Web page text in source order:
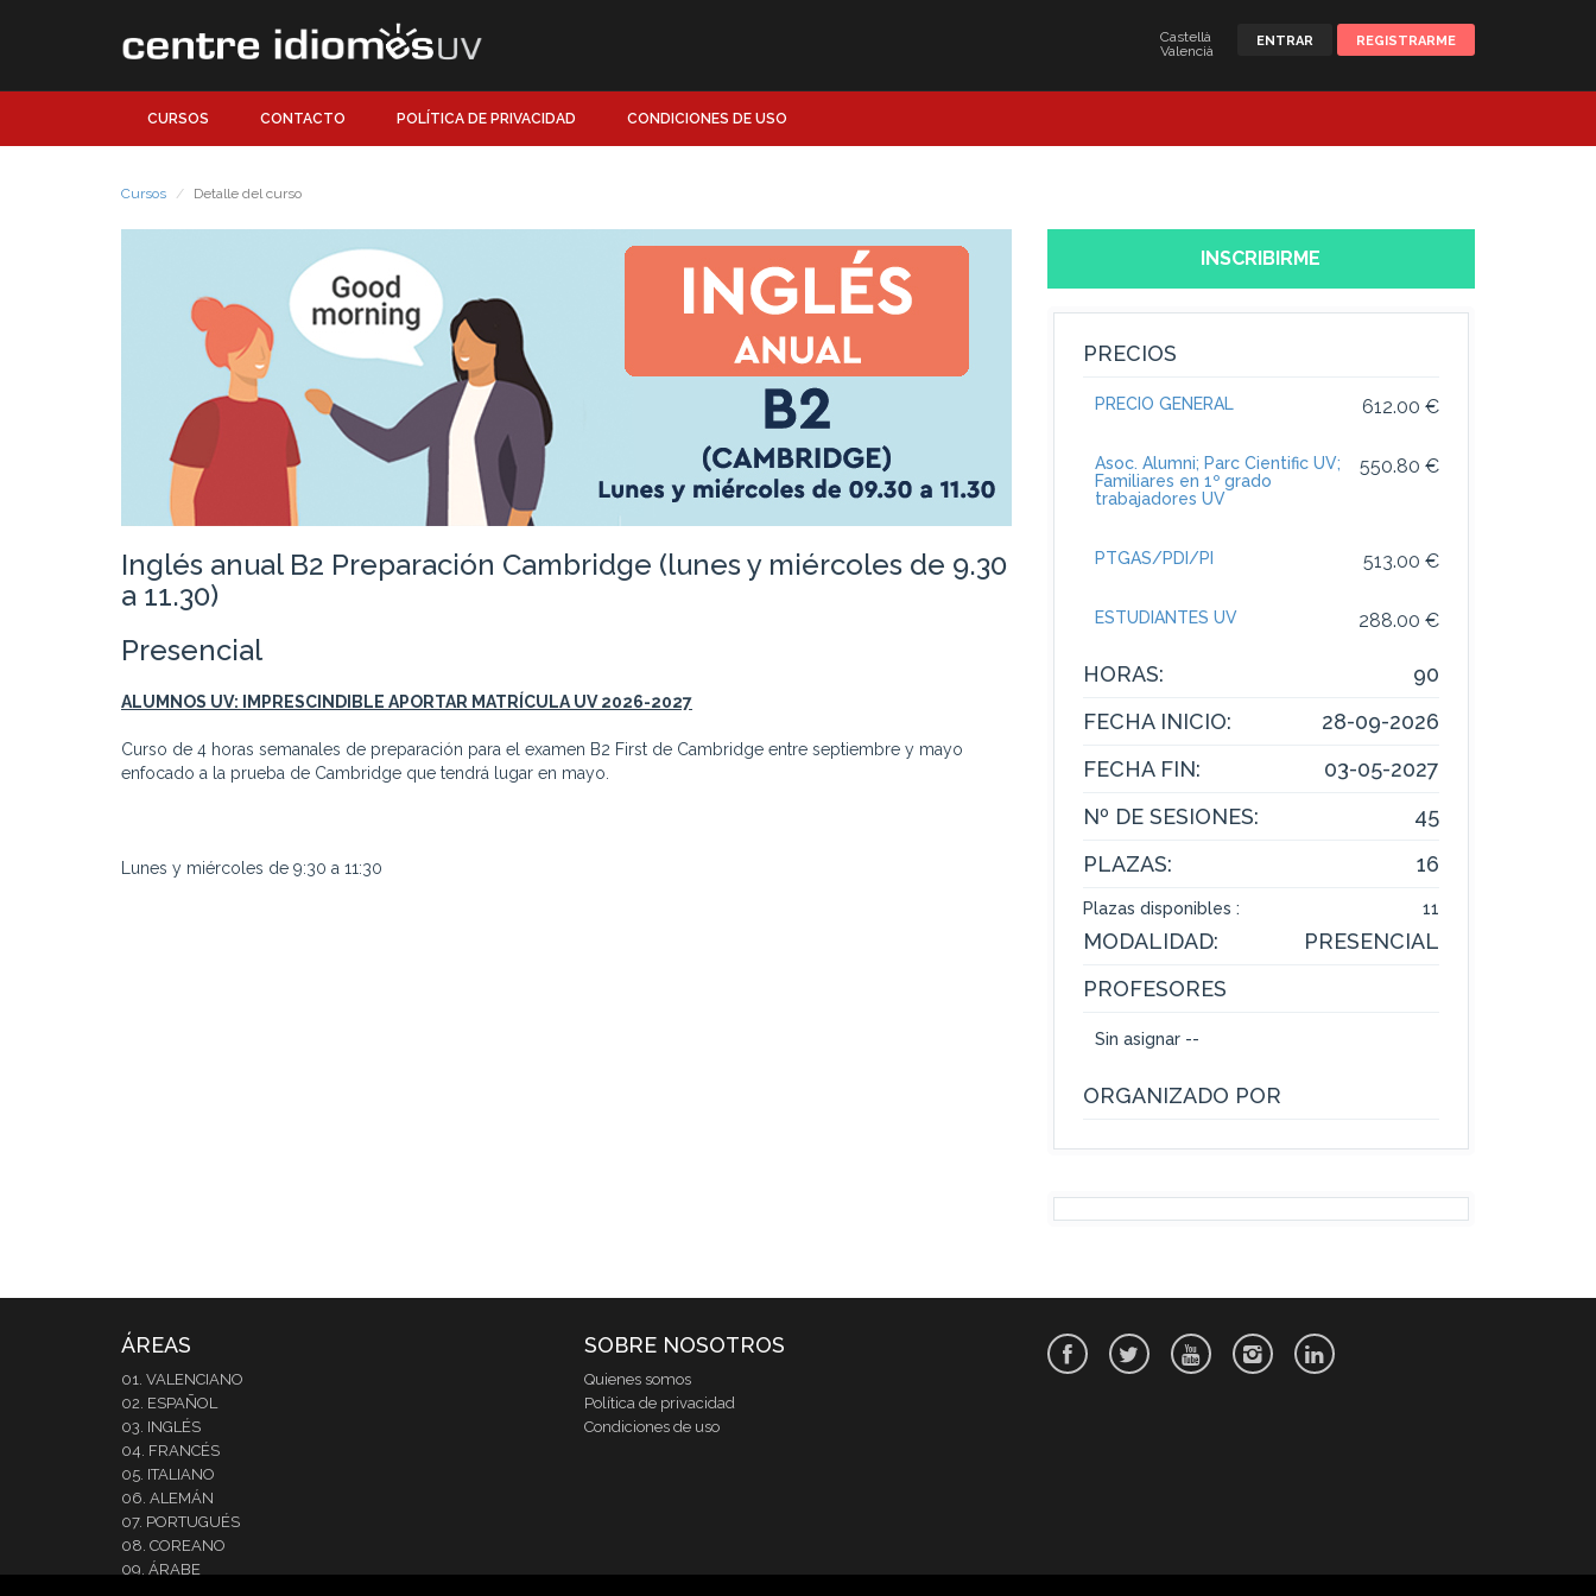
ENTRAR REGISTRARME
Castellà
Valencià
CURSOS CONTACTO POLÍTICA DE PRIVACIDAD CONDICIONES DE USO
Cursos Detalle del curso
Inglés anual B2 Preparación Cambridge (lunes y miércoles de 9.30
a 11.30)
Presencial
ALUMNOS UV: IMPRESCINDIBLE APORTAR MATRÍCULA UV2026-2027
Curso de 4 horas semanales de preparación para el examen B2 First de Cambridge entre septiembre y mayo
enfocado a la prueba de Cambridge que tendrá lugar en mayo.
Lunes y miércoles de 9:30 a 11:30
INSCRIBIRME
PRECIOS
612.00 €
PRECIO GENERAL
550.80 €
Asoc. Alumni; Parc Cientific UV;
Familiares en 1º grado
trabajadores UV
513.00 €
PTGAS/PDI/PI
288.00 €
ESTUDIANTES UV
HORAS:
90
FECHA INICIO:
28-09-2026
FECHA FIN:
03-05-2027
Nº DE SESIONES:
45
PLAZAS:
16
Plazas disponibles : 11
MODALIDAD:
PRESENCIAL
PROFESORES
Sin asignar --
ORGANIZADO POR
ÁREAS
01. VALENCIANO
02. ESPAÑOL
03. INGLÉS
04. FRANCÉS
05. ITALIANO
06. ALEMÁN
07. PORTUGUÉS
08. COREANO
09. ÁRABE
SOBRE NOSOTROS
Quienes somos
Política de privacidad
Condiciones de uso